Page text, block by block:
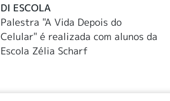
DI ESCOLA
Palestra "A Vida Depois do
Celular" é realizada com alunos da
Escola Zélia Scharf